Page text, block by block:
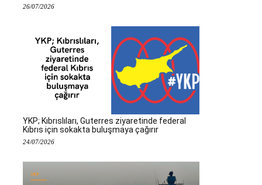
26/07/2026
YKP; Kıbrıslıları, Guterres ziyaretinde federal
Kıbrıs için sokakta buluşmaya çağırır
24/07/2026